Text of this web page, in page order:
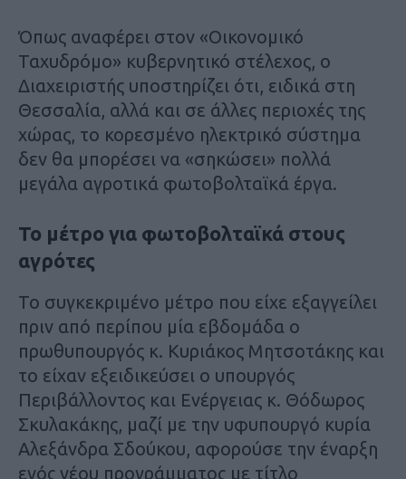
Όπως αναφέρει στον «Οικονομικό
Ταχυδρόμο» κυβερνητικό στέλεχος, ο
Διαχειριστής υποστηρίζει ότι, ειδικά στη
Θεσσαλία, αλλά και σε άλλες περιοχές της
χώρας, το κορεσμένο ηλεκτρικό σύστημα
δεν θα μπορέσει να «σηκώσει» πολλά
μεγάλα αγροτικά φωτοβολταϊκά έργα.
Το μέτρο για φωτοβολταϊκά στους
αγρότες
Το συγκεκριμένο μέτρο που είχε εξαγγείλει
πριν από περίπου μία εβδομάδα ο
πρωθυπουργός κ. Κυριάκος Μητσοτάκης και
το είχαν εξειδικεύσει ο υπουργός
Περιβάλλοντος και Ενέργειας κ. Θόδωρος
Σκυλακάκης, μαζί με την υφυπουργό κυρία
Αλεξάνδρα Σδούκου, αφορούσε την έναρξη
ενός νέου προγράμματος με τίτλο